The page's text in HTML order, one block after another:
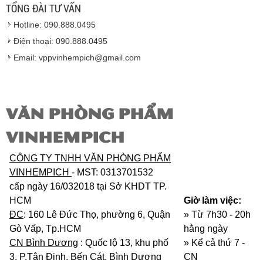
Vinhempich
độ bảo hành sản phẩm đối với nhà sản xuất hoặc
nhà nhập khẩu nếu sản phẩm bị lỗi hoặc hỏng hóc
TỔNG ĐÀI TƯ VẤN
Hotline: 090.888.0495
Điện thoại: 090.888.0495
Email: vppvinhempich@gmail.com
VĂN PHÒNG PHẨM
VINHEMPICH
CÔNG TY TNHH VĂN PHÒNG PHẨM
VINHEMPICH - MST: 0313701532
cấp ngày 16/032018 tại Sở KHDT TP.
HCM
ĐC: 160 Lê Đức Thọ, phường 6, Quận
Gò Vấp, Tp.HCM
CN Bình Dương : Quốc lộ 13, khu phố
3, P.Tân Định, Bến Cát, Bình Dương
Giờ làm việc:
» Từ 7h30 - 20h
hằng ngày
» Kể cả thứ 7 -
CN